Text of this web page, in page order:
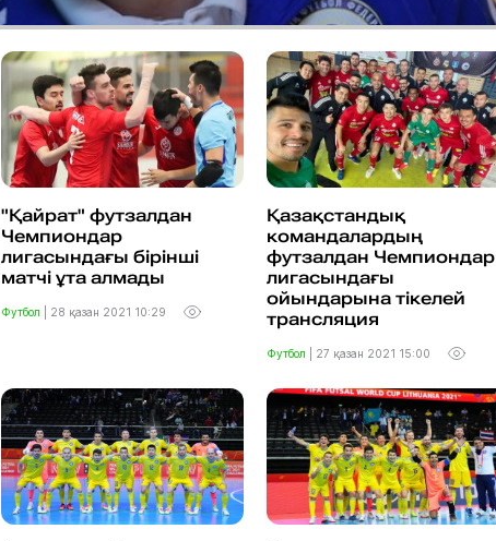
"Қайрат" футзалдан
Чемпиондар
лигасындағы бірінші
матчі ұта алмады
Футбол 28 қазан 2021 10:29
Қазақстандық
командалардың
футзалдан Чемпиондар
лигасындағы
ойындарына тікелей
трансляция
Футбол 27 қазан 2021 15:00